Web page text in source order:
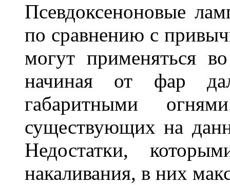
Псевдоксеноновые
по сравнению с
могут применяться
начиная от фар
габаритными
существующих на
Недостатки,
накаливания, в них